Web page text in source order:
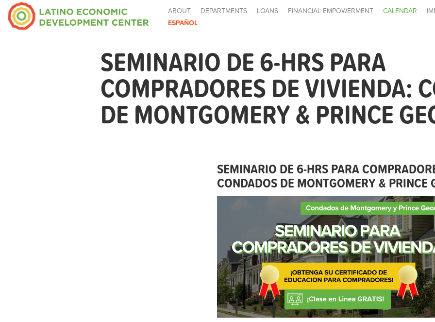
ABOUT DEPARTMENTS LOANS FINANCIAL EMPOWERMENT CALENDAR
ESPAÑOL
SEMINARIO DE 6-HRS PARA
COMPRADORES DE VIVIENDA:
DE MONTGOMERY & PRINCE
SEMINARIO DE 6-HRS PARA
CONDADOS DE MONTGOMERY & PRINCE